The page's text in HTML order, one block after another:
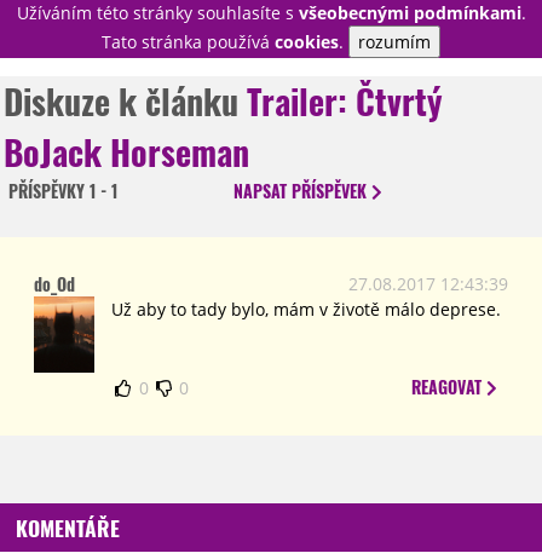
Užíváním této stránky souhlasíte s všeobecnými podmínkami.
Tato stránka používá cookies. rozumím
PŘIHLÁSIT
NOVINKY
TÉMATA
DISKUZE
STATISTIKY
TIRÁŽ
Diskuze k článkuTrailer: Čtvrtý
BoJack Horseman
PŘÍSPĚVKY1 - 1 NAPSATPŘÍSPĚVEK
do_Od
27.08.2017 12:43:39
Už aby to tady bylo, mám v životě málo deprese.
0 0 REAGOVAT
KOMENTÁŘE